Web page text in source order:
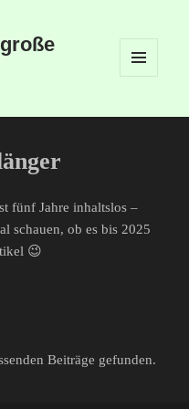
fünf Jahre inhaltslos –
schauen, ob es bis 2025
😉
Beiträge gefunden.